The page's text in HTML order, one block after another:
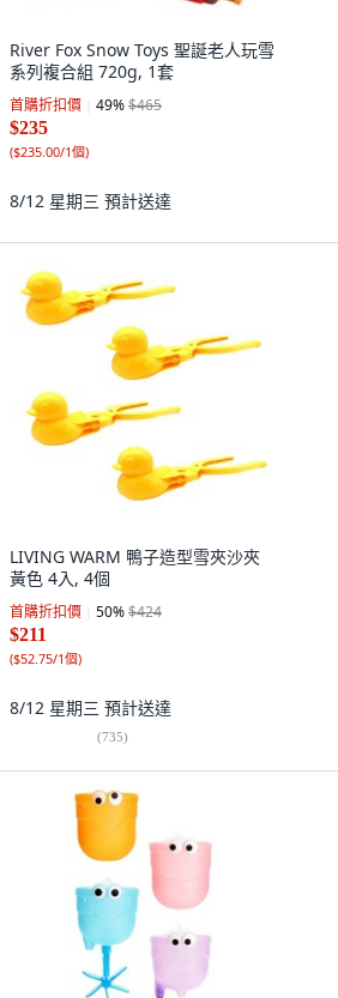
River Fox Snow Toys 聖誕老人玩雪
系列複合組 720g, 1套
首購折扣價 49%$465
$235
($235.00/1個)
8/12 星期三 預計送達
LIVING WARM 鴨子造型雪夾沙夾
黃色 4入, 4個
首購折扣價 50%$424
$211
($52.75/1個)
8/12 星期三 預計送達
(735)